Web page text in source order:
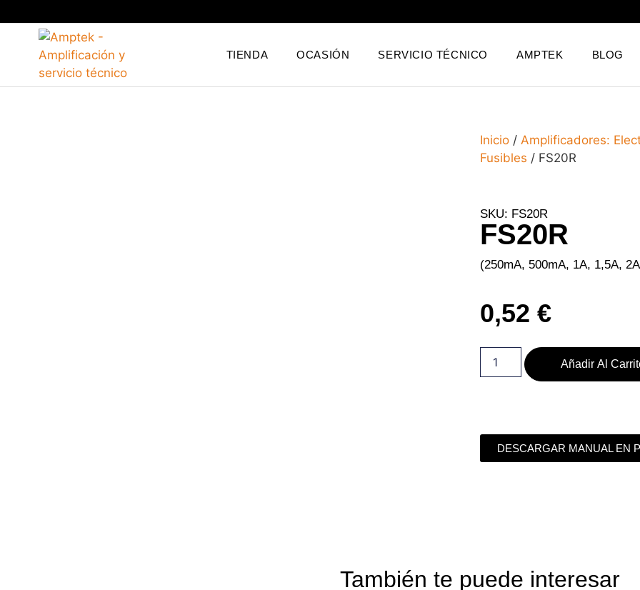
TIENDA OCASIÓN SERVICIO TÉCNICO AMPTEK BLOG
Inicio / Amplificadores:
Fusibles / FS20R
SKU: FS20R
FS20R
(250mA, 500mA, 1A, 1,5A,
0,52 €
Añadir Al
DESCARGAR MANUAL EN
También te puede interesar